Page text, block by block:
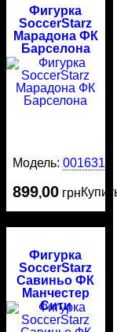
Фигурка
SoccerStarz
Марадона ФК
Барселона
Модель: 0016313
899,00 грн
Фигурка
SoccerStarz
Савиньо ФК
Манчестер
Сити